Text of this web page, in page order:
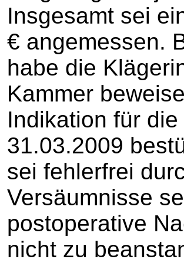
Insgesamt sei
€ angemessen.
habe die
Kammer
Indikation für
31.03.2009
sei fehlerfrei
Versäumnisse
postoperative
nicht zu